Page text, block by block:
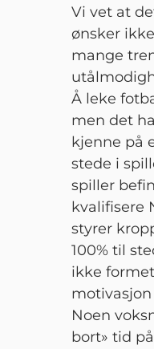
Vi vet at
ønsker
mange
Å leke
men det
kjenne på
stede i
spiller
kvalifisere
styrer
100% til
ikke
Noen
bort» tid